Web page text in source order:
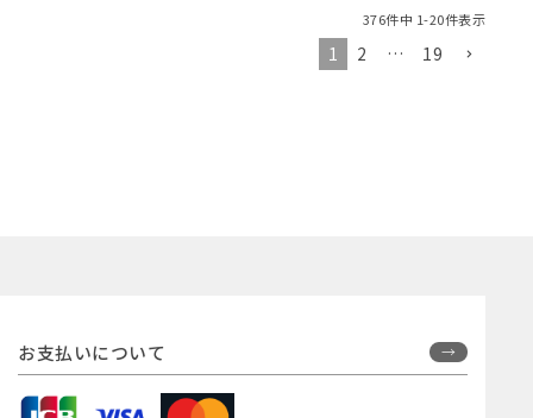
376件中 1-20件表示
1 2 … 19
お支払いについて